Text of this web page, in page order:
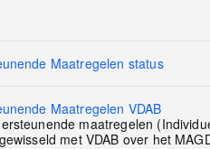
Maatregelen status
Maatregelen VDAB
maatregelen
met VDAB over het